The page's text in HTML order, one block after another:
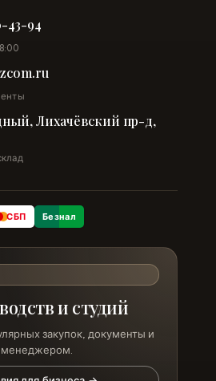
43-94
Лихачёвский пр-д,
СБП Безнал
и студий
закупок, документы и